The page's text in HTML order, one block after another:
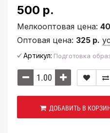
500 р.
Мелкооптовая цена:
Оптовая цена: 325 р.
Артикул: Подготовка
ДОБАВИТЬ В